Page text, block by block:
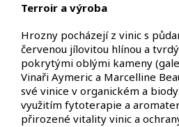
Terroir a výroba
Hrozny pocházejí z vinic s
červenou jílovitou hlínou a
pokrytými oblými kameny
Vinaři Aymeric a Marcelline
své vinice v organickém a
využitím fytoterapie a
přirozené vitality vinic a